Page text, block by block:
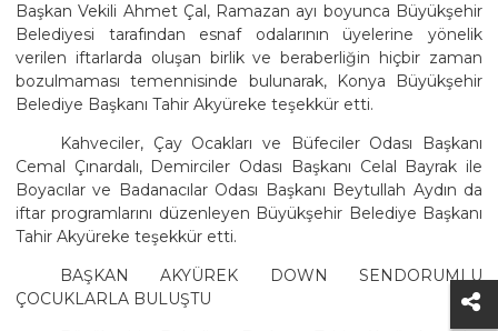
Başkan Vekili Ahmet Çal, Ramazan ayı boyunca Büyükşehir
Belediyesi tarafından esnaf odalarının üyelerine yönelik
verilen iftarlarda oluşan birlik ve beraberliğin hiçbir zaman
bozulmaması temennisinde bulunarak, Konya Büyükşehir
Belediye Başkanı Tahir Akyüreke teşekkür etti.
Kahveciler, Çay Ocakları ve Büfeciler Odası Başkanı
Cemal Çınardalı, Demirciler Odası Başkanı Celal Bayrak ile
Boyacılar ve Badanacılar Odası Başkanı Beytullah Aydın da
iftar programlarını düzenleyen Büyükşehir Belediye Başkanı
Tahir Akyüreke teşekkür etti.
BAŞKAN AKYÜREK DOWN SENDORUMLU
ÇOCUKLARLA BULUŞTU